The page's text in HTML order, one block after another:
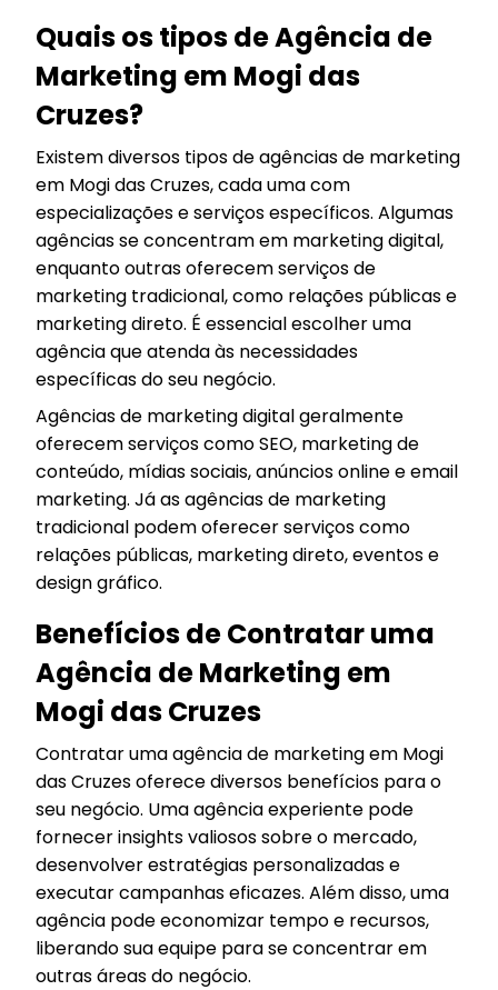
Quais os tipos de Agência de
Marketing em Mogi das
Cruzes?
Existem diversos tipos de agências de marketing
em Mogi das Cruzes, cada uma com
especializações e serviços específicos. Algumas
agências se concentram em marketing digital,
enquanto outras oferecem serviços de
marketing tradicional, como relações públicas e
marketing direto. É essencial escolher uma
agência que atenda às necessidades
específicas do seu negócio.
Agências de marketing digital geralmente
oferecem serviços como SEO, marketing de
conteúdo, mídias sociais, anúncios online e email
marketing. Já as agências de marketing
tradicional podem oferecer serviços como
relações públicas, marketing direto, eventos e
design gráfico.
Benefícios de Contratar uma
Agência de Marketing em
Mogi das Cruzes
Contratar uma agência de marketing em Mogi
das Cruzes oferece diversos benefícios para o
seu negócio. Uma agência experiente pode
fornecer insights valiosos sobre o mercado,
desenvolver estratégias personalizadas e
executar campanhas eficazes. Além disso, uma
agência pode economizar tempo e recursos,
liberando sua equipe para se concentrar em
outras áreas do negócio.